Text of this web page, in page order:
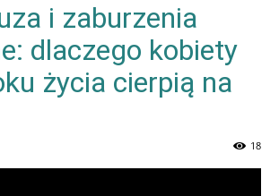
i zaburzenia
dlaczego kobiety
życia cierpią na
18